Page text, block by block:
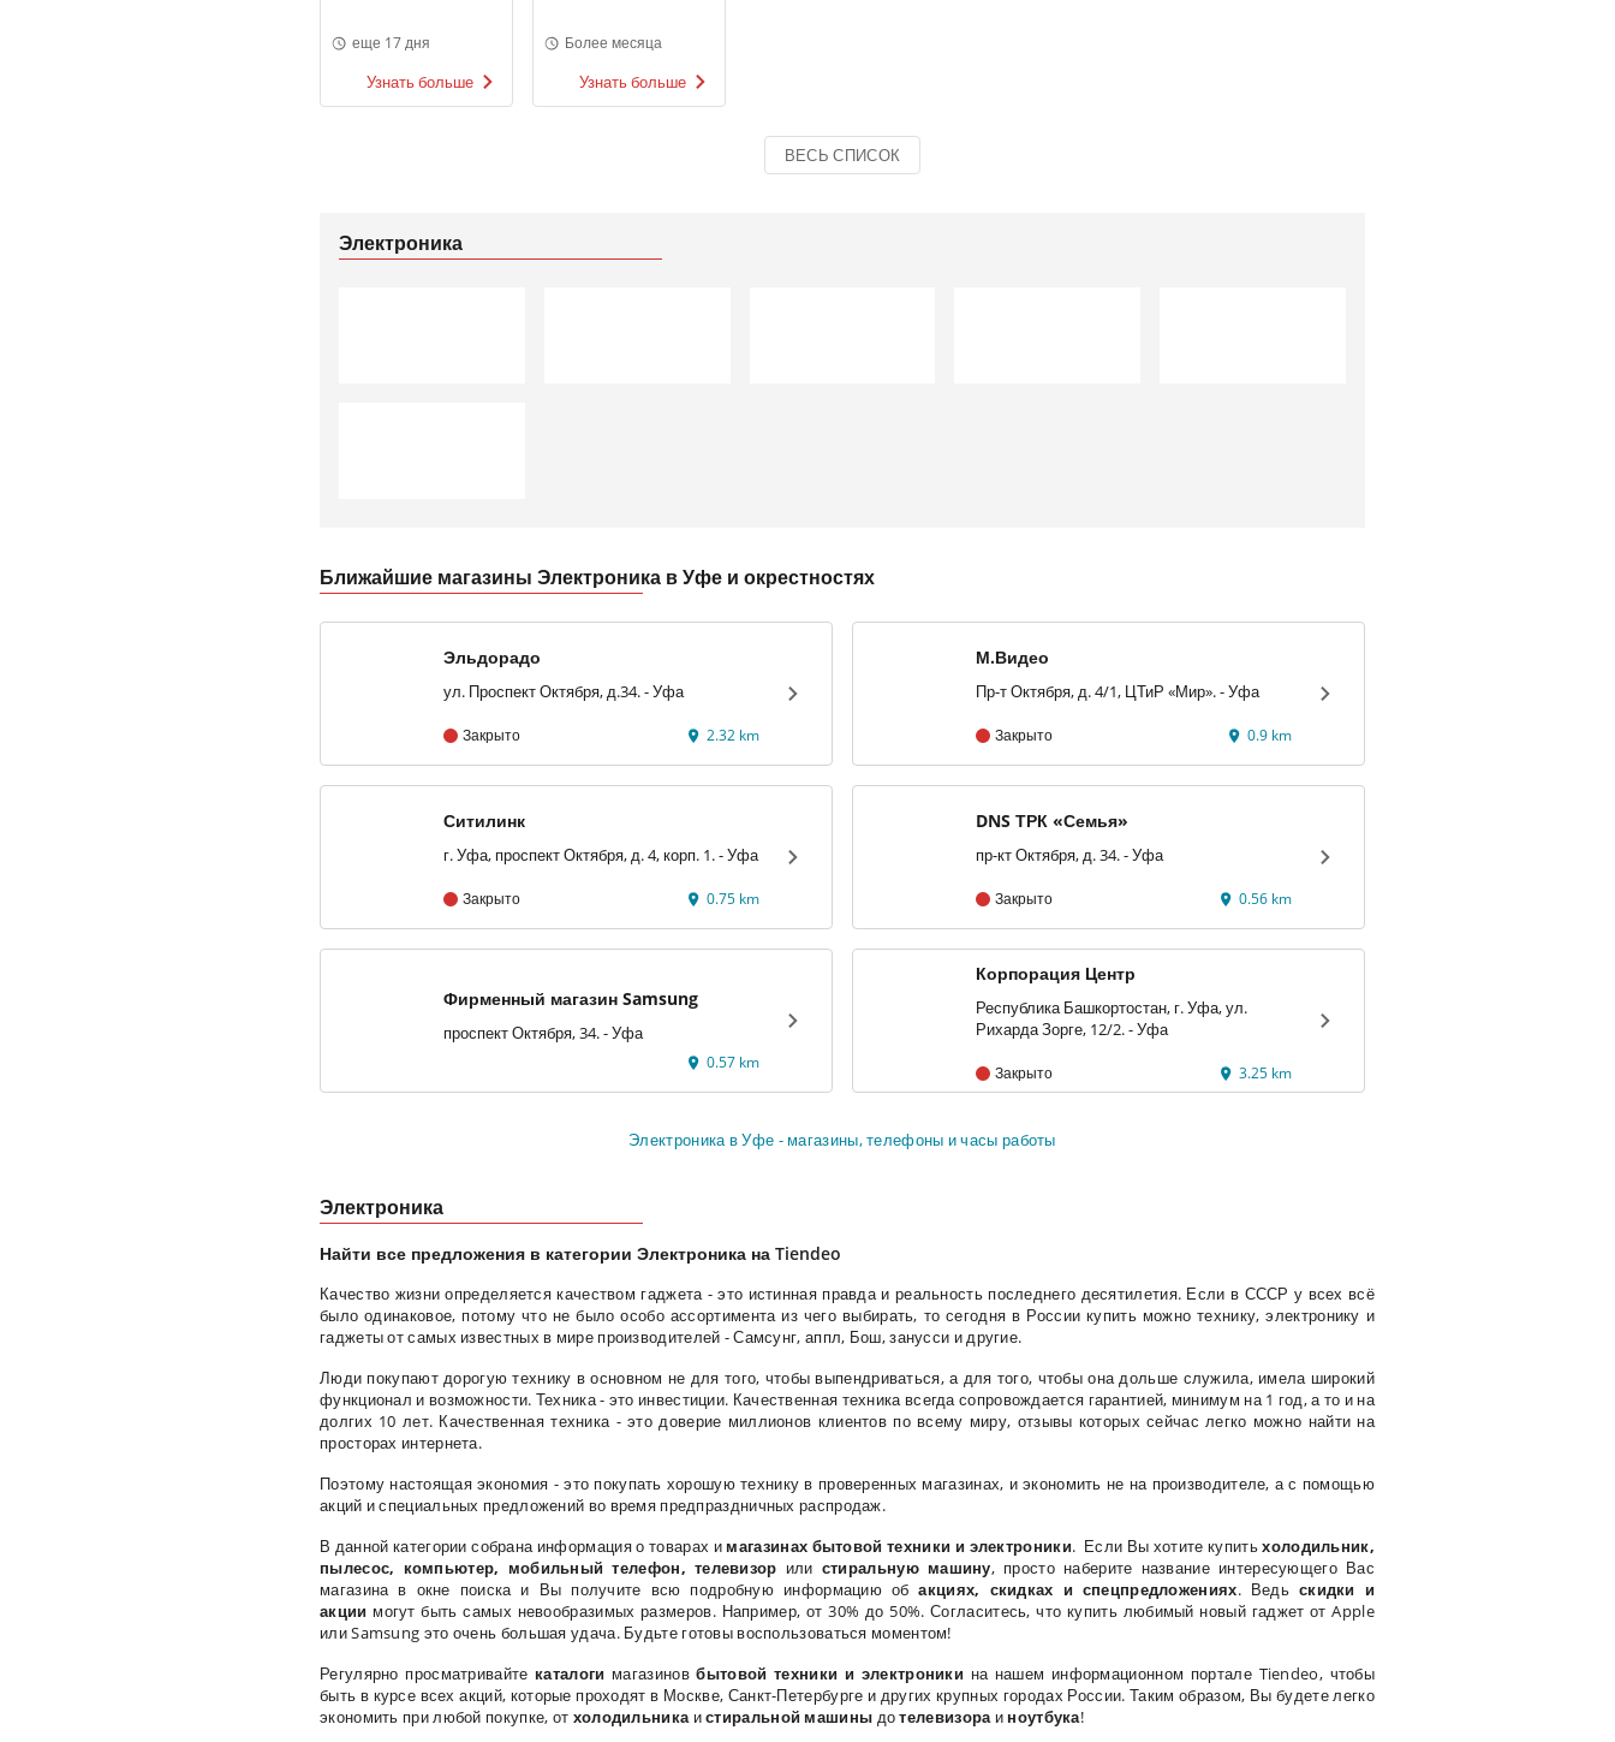
еще 17 дня
Узнать больше
Более месяца
Узнать больше
ВЕСЬ СПИСОК
Электроника
Ближайшие магазины Электроника в Уфе и окрестностях
Эльдорадо
ул. Проспект Октября, д.34. - Уфа
Закрыто 2.32 km
М.Видео
Пр-т Октября, д. 4/1, ЦТиР «Мир». - Уфа
Закрыто 0.9 km
Ситилинк
г. Уфа, проспект Октября, д. 4, корп. 1. - Уфа
Закрыто 0.75 km
DNS ТРК «Семья»
пр-кт Октября, д. 34. - Уфа
Закрыто 0.56 km
Фирменный магазин Samsung
проспект Октября, 34. - Уфа
0.57 km
Корпорация Центр
Республика Башкортостан, г. Уфа, ул.
Рихарда Зорге, 12/2. - Уфа
Закрыто 3.25 km
Электроника в Уфе - магазины, телефоны и часы работы
Электроника
Найти все предложения в категории Электроника на Tiendeo
Качество жизни определяется качеством гаджета - это истинная правда и реальность последнего десятилетия. Если в СССР у всех всё
было одинаковое, потому что не было особо ассортимента из чего выбирать, то сегодня в России купить можно технику, электронику и
гаджеты от самых известных в мире производителей - Самсунг, аппл, Бош, занусси и другие.
Люди покупают дорогую технику в основном не для того, чтобы выпендриваться, а для того, чтобы она дольше служила, имела широкий
функционал и возможности. Техника - это инвестиции. Качественная техника всегда сопровождается гарантией, минимум на 1 год, а то и на
долгих 10 лет. Качественная техника - это доверие миллионов клиентов по всему миру, отзывы которых сейчас легко можно найти на
просторах интернета.
Поэтому настоящая экономия - это покупать хорошую технику в проверенных магазинах, и экономить не на производителе, а с помощью
акций и специальных предложений во время предпраздничных распродаж.
В данной категории собрана информация о товарах и магазинах бытовой техники и электроники. Если Вы хотите купитьхолодильник,
пылесос, компьютер, мобильный телефон, телевизор или стиральную машину, просто наберите название интересующего Вас
магазина в окне поиска и Вы получите всю подробную информацию обакциях, скидках и спецпредложениях. Ведь скидки и
акции могут быть самых невообразимых размеров. Например, от 30% до 50%. Согласитесь, что купить любимый новый гаджет от Apple
или Samsung это очень большая удача. Будьте готовы воспользоваться моментом!
Регулярно просматривайте каталоги магазиновбытовой техники и электроники на нашем информационном портале Tiendeo, чтобы
быть в курсе всех акций, которые проходят в Москве, Санкт-Петербурге и других крупных городах России. Таким образом, Вы будете легко
экономить при любой покупке, от холодильникаистиральной машины дотелевизораи ноутбука!